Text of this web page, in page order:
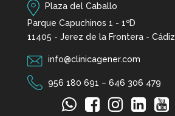
Plaza del Caballo
Parque Capuchinos 1 - 1ºD
11405 - Jerez de la Frontera - Cádiz
info@clinicagener.com
956 180 691 – 646 306 479